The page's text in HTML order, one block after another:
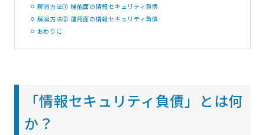
解消方法① 機能面の情報セキュリティ負債
解消方法② 運用面の情報セキュリティ負債
おわりに
「情報セキュリティ負債」とは何
か？